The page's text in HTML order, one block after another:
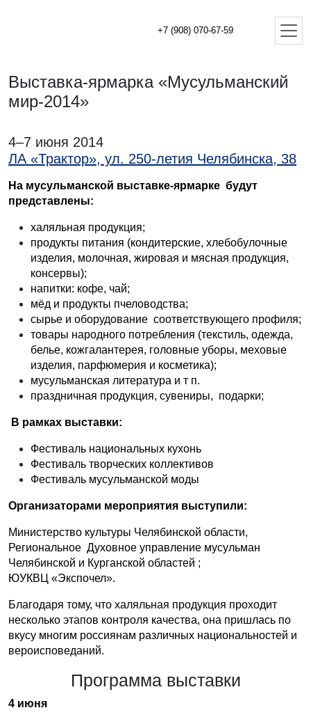
+7 (908) 070-67-59
Выставка-ярмарка «Мусульманский
мир-2014»
4–7 июня 2014
ЛА «Трактор», ул. 250-летия Челябинска, 38
На мусульманской выставке-ярмарке будут
представлены:
халяльная продукция;
продукты питания (кондитерские, хлебобулочные
изделия, молочная, жировая и мясная продукция,
консервы);
напитки: кофе, чай;
мёд и продукты пчеловодства;
сырье и оборудование соответствующего профиля;
товары народного потребления (текстиль, одежда,
белье, кожгалантерея, головные уборы, меховые
изделия, парфюмерия и косметика);
мусульманская литература и т п.
праздничная продукция, сувениры, подарки;
В рамках выставки:
Фестиваль национальных кухонь
Фестиваль творческих коллективов
Фестиваль мусульманской моды
Организаторами мероприятия выступили:
Министерство культуры Челябинской области,
Региональное Духовное управление мусульман
Челябинской и Курганской областей ;
ЮУКВЦ «Экспочел».
Благодаря тому, что халяльная продукция проходит
несколько этапов контроля качества, она пришлась по
вкусу многим россиянам различных национальностей и
вероисповеданий.
Программа выставки
4 июня